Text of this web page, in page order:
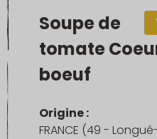
Soupe de
tomate
boeuf
Origine :
FRANCE (49 -